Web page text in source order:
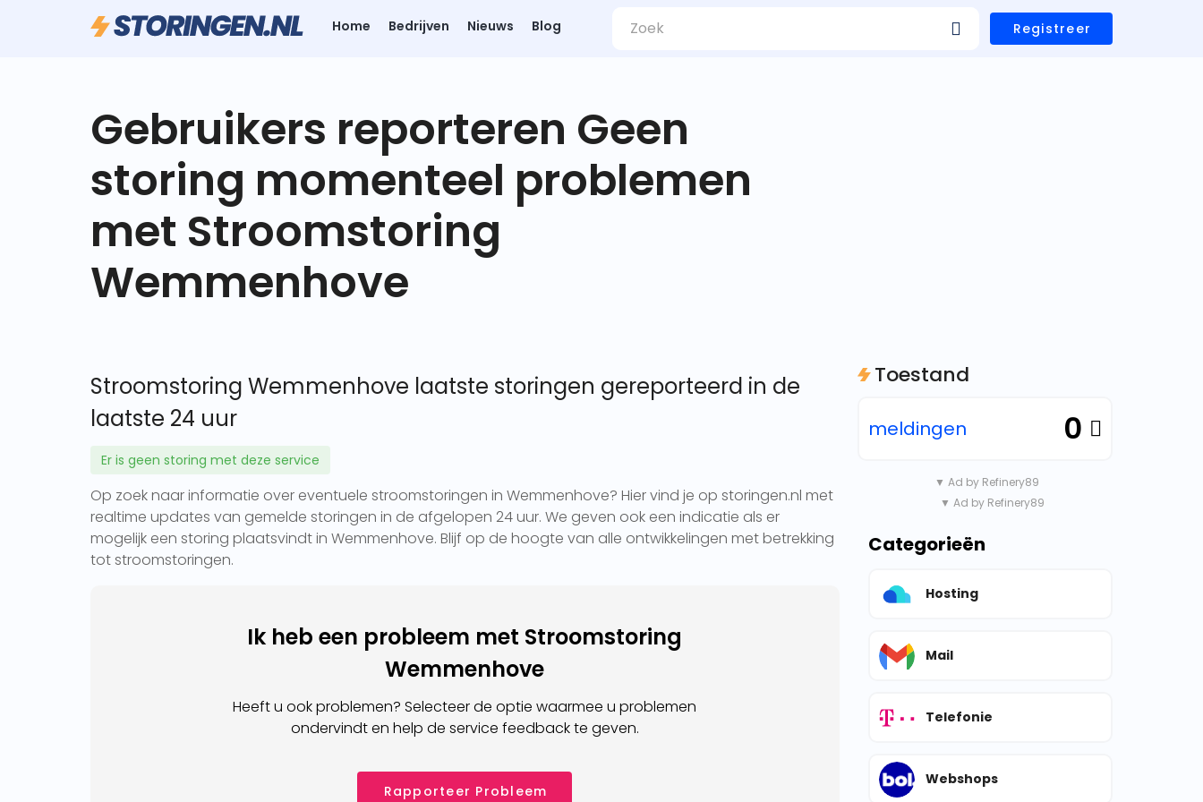
Home Bedrijven Nieuws Blog Registreer
Gebruikers reporteren Geen
storing momenteel problemen
met Stroomstoring
Wemmenhove
Stroomstoring Wemmenhove laatste storingen gereporteerd in de
laatste 24 uur
Er is geen storing met deze service
Op zoek naar informatie over eventuele stroomstoringen in Wemmenhove? Hier vind je op storingen.nl met
realtime updates van gemelde storingen in de afgelopen 24 uur. We geven ook een indicatie als er
mogelijk een storing plaatsvindt in Wemmenhove. Blijf op de hoogte van alle ontwikkelingen met betrekking
tot stroomstoringen.
Ik heb een probleem met Stroomstoring
Wemmenhove
Heeft u ook problemen? Selecteer de optie waarmee u problemen
ondervindt en help de service feedback te geven.
Rapporteer Probleem
Toestand
meldingen 0
▼ Ad by Refinery89
▼ Ad by Refinery89
Categorieën
Hosting
Mail
Telefonie
Webshops